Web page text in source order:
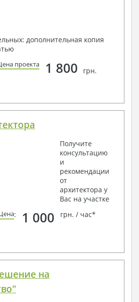
дополнительная копия
проекта 1 800 грн.
Получите
консультацию
и
рекомендации
от
архитектора у
Вас на участке
: 1 000 грн. / час*
на